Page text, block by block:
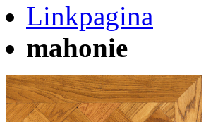
Linkpagina
mahonie